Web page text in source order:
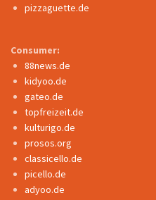
pizzaguette.de
Consumer:
88news.de
kidyoo.de
gateo.de
topfreizeit.de
kulturigo.de
prosos.org
classicello.de
picello.de
adyoo.de